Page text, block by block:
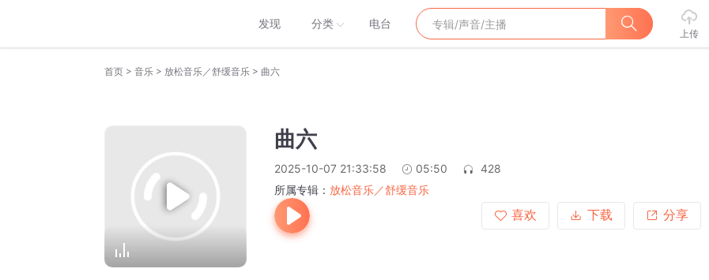
发现 分类 电台
上传
首页 > 音乐 > 放松音乐／舒缓音乐 > 曲六
曲六
2025-10-07 21:33:58 05:50
428
所属专辑： 放松音乐／舒缓音乐
喜欢
下载 分享